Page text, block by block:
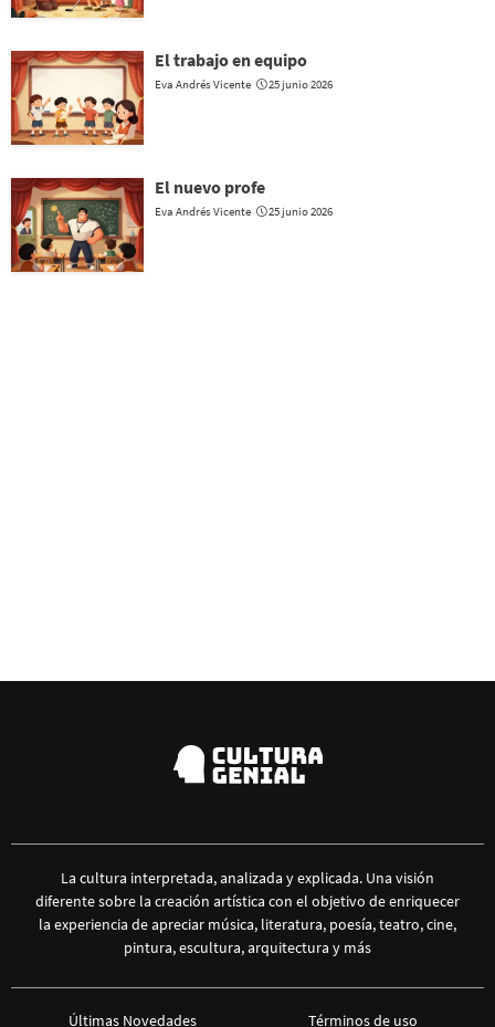
El trabajo en equipo
Eva Andrés Vicente 25 junio 2026
El nuevo profe
Eva Andrés Vicente 25 junio 2026
La cultura interpretada, analizada y explicada. Una visión
diferente sobre la creación artística con el objetivo de enriquecer
la experiencia de apreciar música, literatura, poesía, teatro, cine,
pintura, escultura, arquitectura y más
Últimas Novedades Términos de uso